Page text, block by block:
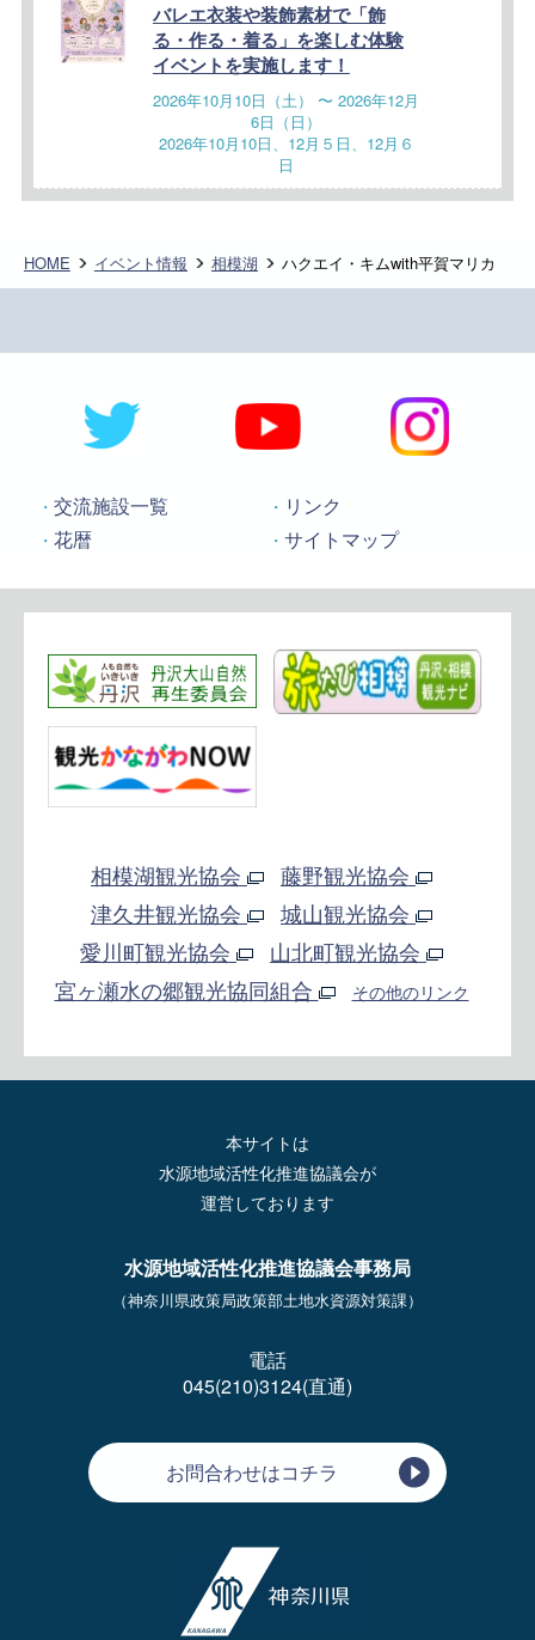
バレエ衣装や装飾素材で「飾
る・作る・着る」を楽しむ体験
イベントを実施します！
2026年10月10日（土） 〜 2026年12月
6日（日）
2026年10月10日、12月５日、12月６
日
HOME イベント情報 相模湖 ハクエイ・キムwith平賀マリカ
交流施設一覧
リンク
花暦
サイトマップ
相模湖観光協会
藤野観光協会
津久井観光協会
城山観光協会
愛川町観光協会
山北町観光協会
宮ヶ瀬水の郷観光協同組合
その他のリンク
本サイトは
水源地域活性化推進協議会が
運営しております
水源地域活性化推進協議会事務局
（神奈川県政策局政策部土地水資源対策課）
電話
045(210)3124(直通)
お問合わせはコチラ